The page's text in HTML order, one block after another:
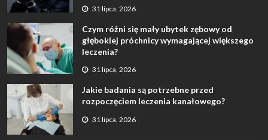
31 lipca, 2026
Czym różni się mały ubytek zębowy od
głębokiej próchnicy wymagającej większego
leczenia?
31 lipca, 2026
Jakie badania są potrzebne przed
rozpoczęciem leczenia kanałowego?
31 lipca, 2026